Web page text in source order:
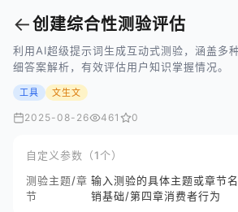
←创建综合性测验评估
利用AI超级提示词生成互动式测验，涵盖多
细答案解析，有效评估用户知识掌握情况。
工具 文生文
2025-08-26 461 0
自定义参数（1个）
测验主题/章
节
输入测验的具体主题或章节
销基础/第四章消费者行为